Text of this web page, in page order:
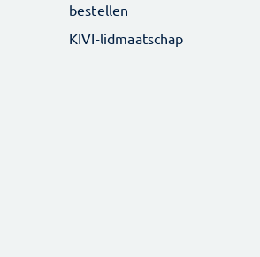
bestellen
KIVI-lidmaatschap